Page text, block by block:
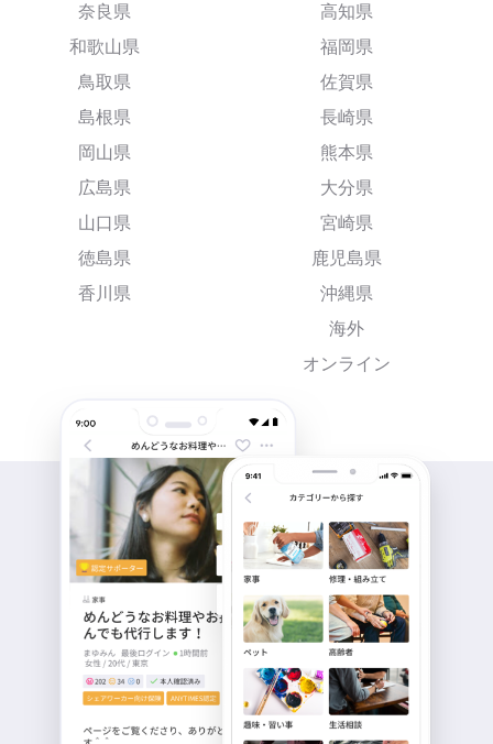
奈良県
和歌山県
鳥取県
島根県
岡山県
広島県
山口県
徳島県
香川県
高知県
福岡県
佐賀県
長崎県
熊本県
大分県
宮崎県
鹿児島県
沖縄県
海外
オンライン